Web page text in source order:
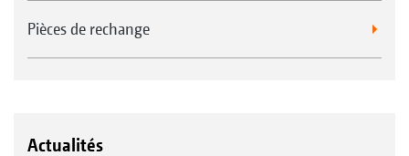
Pièces de rechange
Actualités